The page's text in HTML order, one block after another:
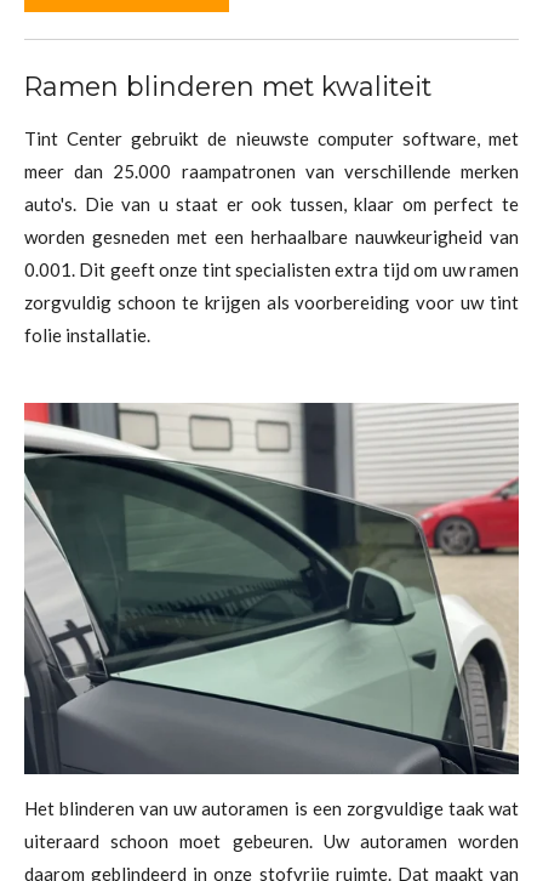
Ramen blinderen met kwaliteit
Tint Center gebruikt de nieuwste computer software, met
meer dan 25.000 raampatronen van verschillende merken
auto's. Die van u staat er ook tussen, klaar om perfect te
worden gesneden met een herhaalbare nauwkeurigheid van
0.001. Dit geeft onze tint specialisten extra tijd om uw ramen
zorgvuldig schoon te krijgen als voorbereiding voor uw tint
folie installatie.
Het blinderen van uw autoramen is een zorgvuldige taak wat
uiteraard schoon moet gebeuren. Uw autoramen worden
daarom geblindeerd in onze stofvrije ruimte. Dat maakt van